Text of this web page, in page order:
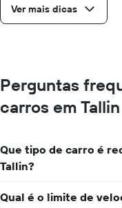
Ver mais dicas
Perguntas
carros em Tallin
Que tipo de carro é
Tallin?
Qual é o limite de